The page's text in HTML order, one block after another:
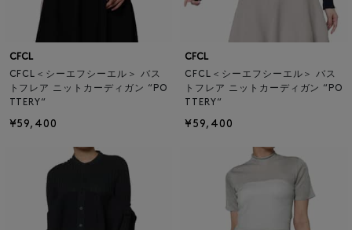
CFCL
CFCL＜シーエフシーエル＞ バス
トフレア ニットカーディガン “PO
TTERY“
¥59,400
CFCL
CFCL＜シーエフシーエル＞ バス
トフレア ニットカーディガン “PO
TTERY“
¥59,400